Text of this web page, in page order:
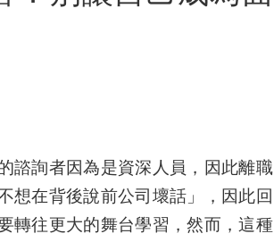
諮詢者因為是資深人員，因此離職
想在背後說前公司壞話」，因此回
轉往更大的舞台學習，然而，這種